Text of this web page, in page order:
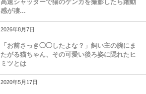
高速シャッターで猫のケンカを撮影したら躍動
感が凄...
2026年8月7日
「お前さっき◯◯したよな？」飼い主の腕にま
たがる猫ちゃん、その可愛い後ろ姿に隠れたヒ
ミツとは
2020年5月17日